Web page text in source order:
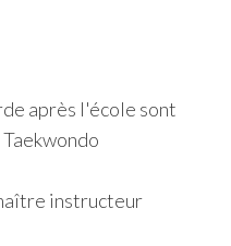
après l'école sont
instructeur